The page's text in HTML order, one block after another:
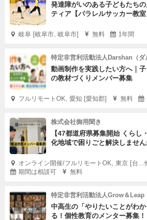
発達障がいのある子どもたち
ティア【パラレルサッカー教室
岐阜 [岐阜市, 岐阜市] 無料 1年間
特定非営利活動法人Darshan（ダ
動画制作を実践したい方へ｜
の教材づくりメンバー募集
フルリモートOK, 愛知 [愛知郡] 無料
株式会社御用聞き
【47都道府県募集開始 くらし
化地域で困りごと解決しませ
オンライン開催/フルリモートOK, 東京 [台...
期間は相談可
無料
特定非営利活動法人Grow＆Leap
中高生の「やりたいことがわ
る！個性教育のメンター募集！